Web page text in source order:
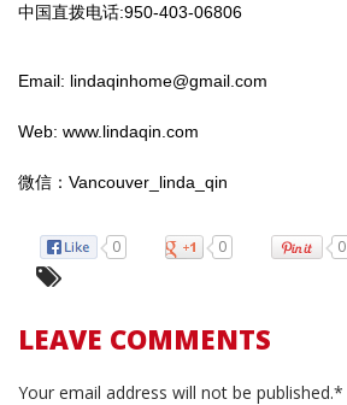
中国直拨电话:950-403-06806
Email: lindaqinhome@gmail.com
Web: www.lindaqin.com
微信：Vancouver_linda_qin
0 0 0
LEAVE COMMENTS
Your email address will not be published.*